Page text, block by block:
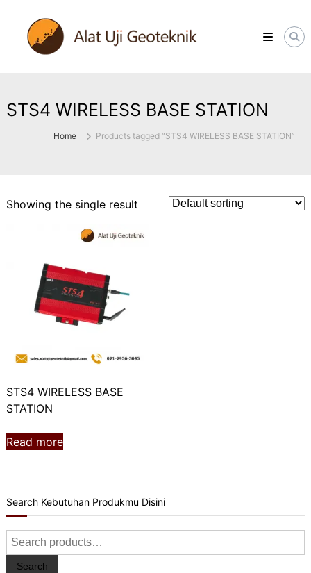
content
ALATUJIGEOTEKNIK.COM
DISTRIBUTOR
INSTRUMENT
STS4 WIRELESS BASE STATION
Home Products tagged “STS4 WIRELESS BASE STATION”
Showing the single result
STS4 WIRELESS BASE
STATION
Read more
Search Kebutuhan Produkmu Disini
Search
for:
Search